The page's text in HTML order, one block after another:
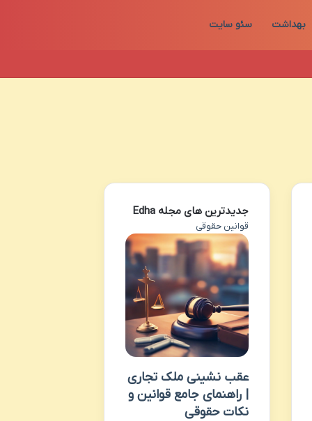
بهداشت سئو سایت
جدیدترین های مجله Edha
قوانین حقوقی
عقب نشینی ملک تجاری
| راهنمای جامع قوانین و
نکات حقوقی